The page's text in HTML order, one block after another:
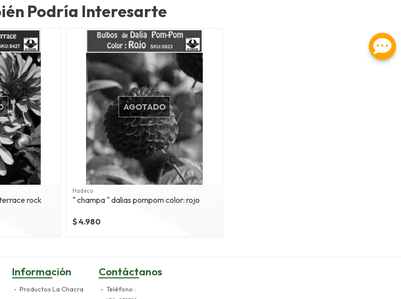
Podría Interesarte
rock
AGOTADO
Hadeco
" champa " dalias pompom color: rojo
$ 4.980
Información
Productos La Chacra
Contáctanos
Teléfono